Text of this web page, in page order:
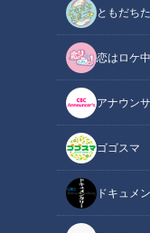
ともだち
恋はロケ中
アナウン
ゴゴスマ
ドキュメ
「予算に上限はないよ
「つぼみが花咲くよ
愛知県小牧市の「成
客の半数以上が、ベ
国など外国人でお目
１匹１００万円以上
日本の「錦鯉」の海
を突破している。
「これからは外国人